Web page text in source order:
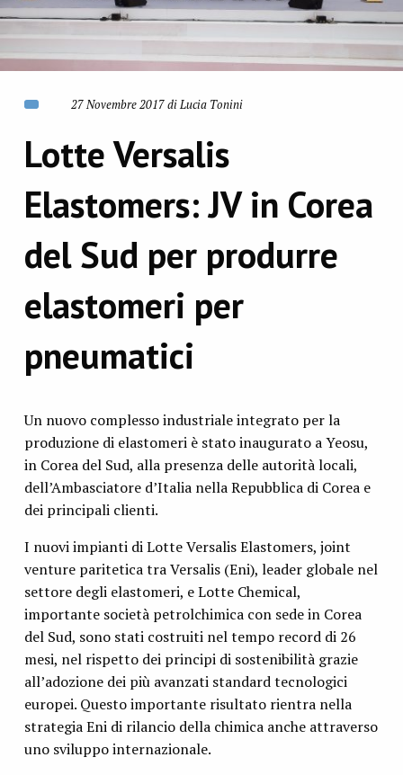
27 Novembre 2017 di Lucia Tonini
Lotte Versalis
Elastomers: JV in Corea
del Sud per produrre
elastomeri per
pneumatici
Un nuovo complesso industriale integrato per la
produzione di elastomeri è stato inaugurato a Yeosu,
in Corea del Sud, alla presenza delle autorità locali,
dell’Ambasciatore d’Italia nella Repubblica di Corea e
dei principali clienti.
I nuovi impianti di Lotte Versalis Elastomers, joint
venture paritetica tra Versalis (Eni), leader globale nel
settore degli elastomeri, e Lotte Chemical,
importante società petrolchimica con sede in Corea
del Sud, sono stati costruiti nel tempo record di 26
mesi, nel rispetto dei principi di sostenibilità grazie
all’adozione dei più avanzati standard tecnologici
europei. Questo importante risultato rientra nella
strategia Eni di rilancio della chimica anche attraverso
uno sviluppo internazionale.